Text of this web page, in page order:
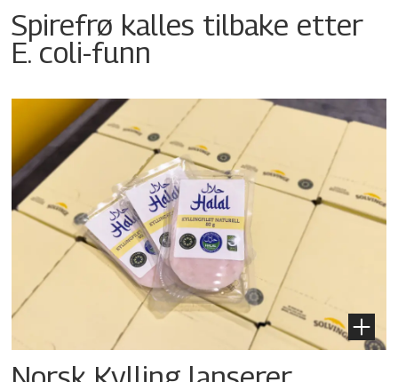
Spirefrø kalles tilbake etter
E. coli-funn